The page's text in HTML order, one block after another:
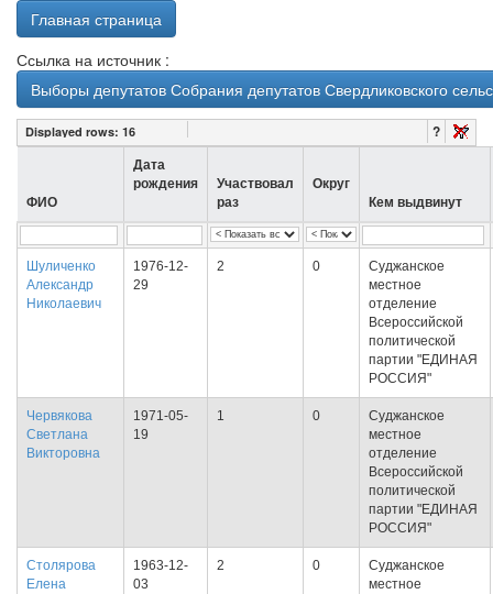
Главная страница
Ссылка на источник :
Выборы депутатов Собрания депутатов Свердликовского
Displayed rows: 16 ?
ФИО
Дата
рождения
Участвовал
раз
Округ
Кем выдвинут
Шуличенко
Александр
Николаевич
1976-12-
29
2 0
Суджанское
местное
отделение
Всероссийской
политической
партии "ЕДИНАЯ
РОССИЯ"
Червякова
Светлана
Викторовна
1971-05-
19
1 0
Суджанское
местное
отделение
Всероссийской
политической
партии "ЕДИНАЯ
РОССИЯ"
Столярова
Елена
1963-12-
03
2 0
Суджанское
местное